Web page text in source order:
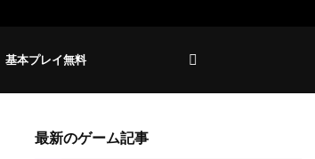
基本プレイ無料
最新のゲーム記事